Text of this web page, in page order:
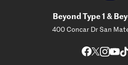
Beyond Type 1 &
400 Concar Dr San